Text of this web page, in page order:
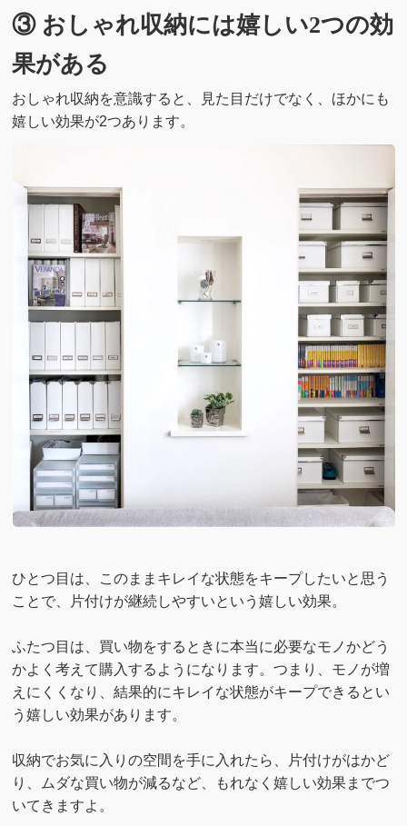
③ おしゃれ収納には嬉しい2つの効
果がある
おしゃれ収納を意識すると、見た目だけでなく、ほかにも
嬉しい効果が2つあります。
ひとつ目は、このままキレイな状態をキープしたいと思う
ことで、片付けが継続しやすいという嬉しい効果。
ふたつ目は、買い物をするときに本当に必要なモノかどう
かよく考えて購入するようになります。つまり、モノが増
えにくくなり、結果的にキレイな状態がキープできるとい
う嬉しい効果があります。
収納でお気に入りの空間を手に入れたら、片付けがはかど
り、ムダな買い物が減るなど、もれなく嬉しい効果までつ
いてきますよ。